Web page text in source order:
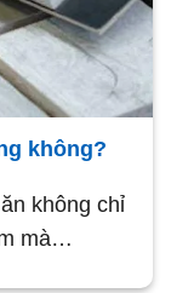
không?
không chỉ
mà…